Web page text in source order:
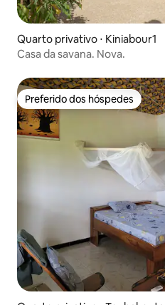
Quarto privativo ⋅ Kiniabour1
Casa da savana. Nova.
Preferido dos hóspedes
Preferido dos hóspedes